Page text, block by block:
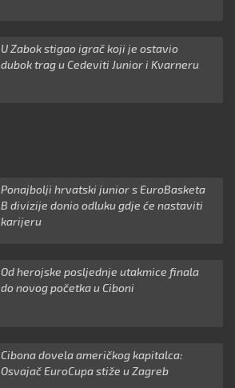
U Zabok stigao igrač koji je ostavio
dubok trag u Cedeviti Junior i Kvarneru
Ponajbolji hrvatski junior s EuroBasketa
B divizije donio odluku gdje će nastaviti
karijeru
Od herojske posljednje utakmice finala
do novog početka u Ciboni
Cibona dovela američkog kapitalca:
Osvajač EuroCupa stiže u Zagreb